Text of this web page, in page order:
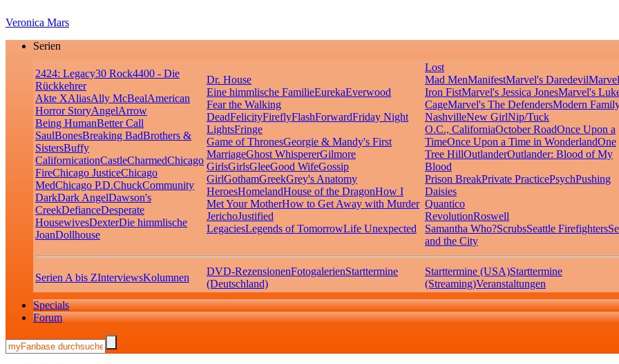
Veronica Mars
Serien
2424: Legacy30 Rock4400 - Die
Rückkehrer
Akte XAliasAlly McBealAmerican
Horror StoryAngelArrow
Being HumanBetter Call
SaulBonesBreaking BadBrothers &
SistersBuffy
CalifornicationCastleCharmedChicago
FireChicago JusticeChicago
MedChicago P.D.ChuckCommunity
DarkDark AngelDawson's
CreekDefianceDesperate
HousewivesDexterDie himmlische
JoanDollhouse
Dr. House
Eine himmlische FamilieEurekaEverwood
Fear the Walking
DeadFelicityFireflyFlashForwardFriday Night
LightsFringe
Game of ThronesGeorgie & Mandy's First
MarriageGhost WhispererGilmore
GirlsGirlsGleeGood WifeGossip
GirlGothamGreekGrey's Anatomy
HeroesHomelandHouse of the DragonHow I
Met Your MotherHow to Get Away with Murder
JerichoJustified
LegaciesLegends of TomorrowLife Unexpected
Lost
Mad MenManifestMarvel's Daredevil
Iron FistMarvel's Jessica JonesMarvel's
CageMarvel's The DefendersModern
NashvilleNew GirlNip/Tuck
O.C., CaliforniaOctober RoadOnce Upon a
TimeOnce Upon a Time in WonderlandOne
Tree HillOutlanderOutlander: Blood of My
Blood
Prison BreakPrivate PracticePsychPushing
Daisies
Quantico
RevolutionRoswell
Samantha Who?ScrubsSeattle Firefighters
and the City
Serien A bis ZInterviewsKolumnen
DVD-RezensionenFotogalerienStarttermine
(Deutschland)
Starttermine (USA)Starttermine
(Streaming)Veranstaltungen
Specials
Forum